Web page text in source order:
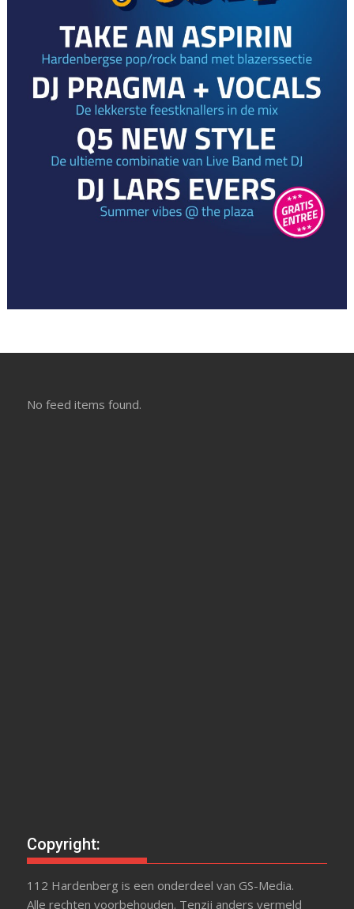
No feed items found.
Copyright:
112 Hardenberg is een onderdeel van GS-Media.
Alle rechten voorbehouden. Tenzij anders vermeld